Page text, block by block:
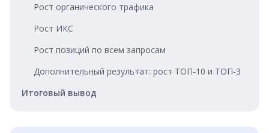
Рост органического трафика
Рост ИКС
Рост позиций по всем запросам
Дополнительный результат: рост ТОП‑10 и ТОП‑3
Итоговый вывод